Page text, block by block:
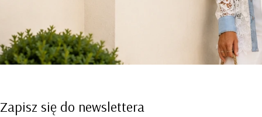
Zapisz się do newslettera